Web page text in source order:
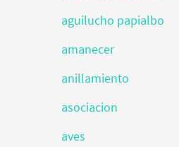
aguilucho papialbo
amanecer
anillamiento
asociacion
aves